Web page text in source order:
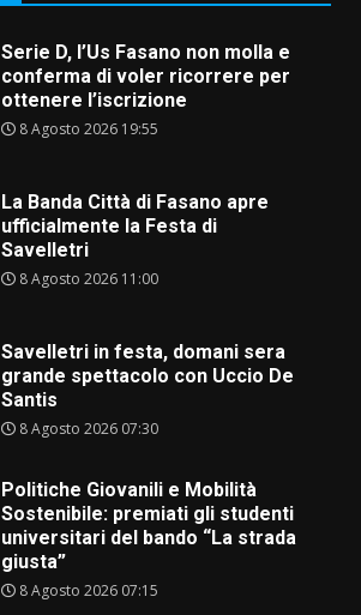
Serie D, l’Us Fasano non molla e
conferma di voler ricorrere per
ottenere l’iscrizione
8 Agosto 2026 19:55
La Banda Città di Fasano apre
ufficialmente la Festa di
Savelletri
8 Agosto 2026 11:00
Savelletri in festa, domani sera
grande spettacolo con Uccio De
Santis
8 Agosto 2026 07:30
Politiche Giovanili e Mobilità
Sostenibile: premiati gli studenti
universitari del bando “La strada
giusta”
8 Agosto 2026 07:15